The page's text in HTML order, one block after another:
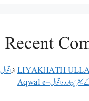
Recent
LIYAKHATHازاقوال
زریں – عظیم شخصیات کے بہترین اردو اقوال – Aqwal e